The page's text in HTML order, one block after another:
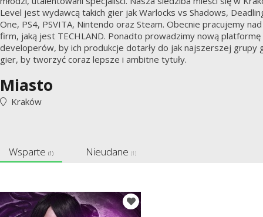
Level jest wydawcą takich gier jak Warlocks vs Shadows,
One, PS4, PSVITA, Nintendo oraz Steam. Obecnie pracujemy
firm, jaką jest TECHLAND. Ponadto prowadzimy nową
developerów, by ich produkcje dotarły do jak najszerszej
gier, by tworzyć coraz lepsze i ambitne tytuły.
Miasto
Kraków
Wsparte (1) Nieudane (1)